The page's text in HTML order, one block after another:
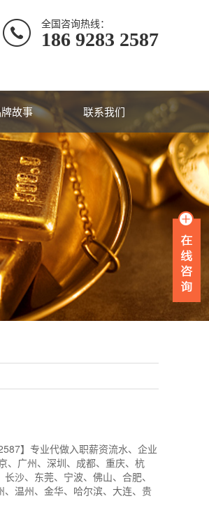
全国咨询热线：
186 9283 2587
故事 联系我们
】专业代做入职薪资流水、企业
、广州、深圳、成都、重庆、杭
沙、东莞、宁波、佛山、合肥、
温州、金华、哈尔滨、大连、贵